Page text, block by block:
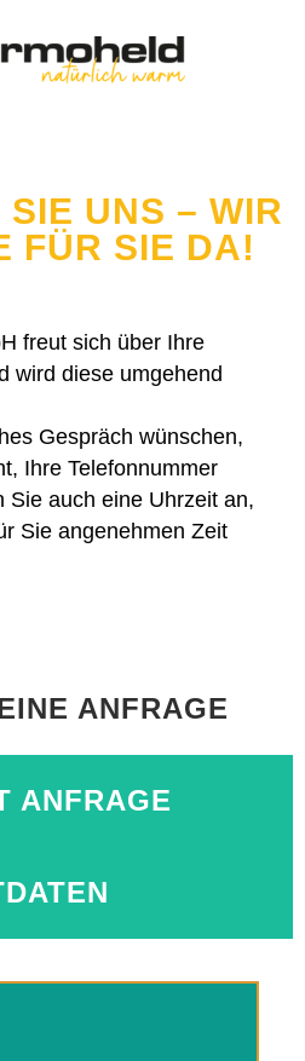
UNS – WIR
FÜR SIE DA!
freut sich über Ihre
wird diese umgehend
Gespräch wünschen,
Ihre Telefonnummer
Sie auch eine Uhrzeit an,
Sie angenehmen Zeit
ANFRAGE
ANFRAGE